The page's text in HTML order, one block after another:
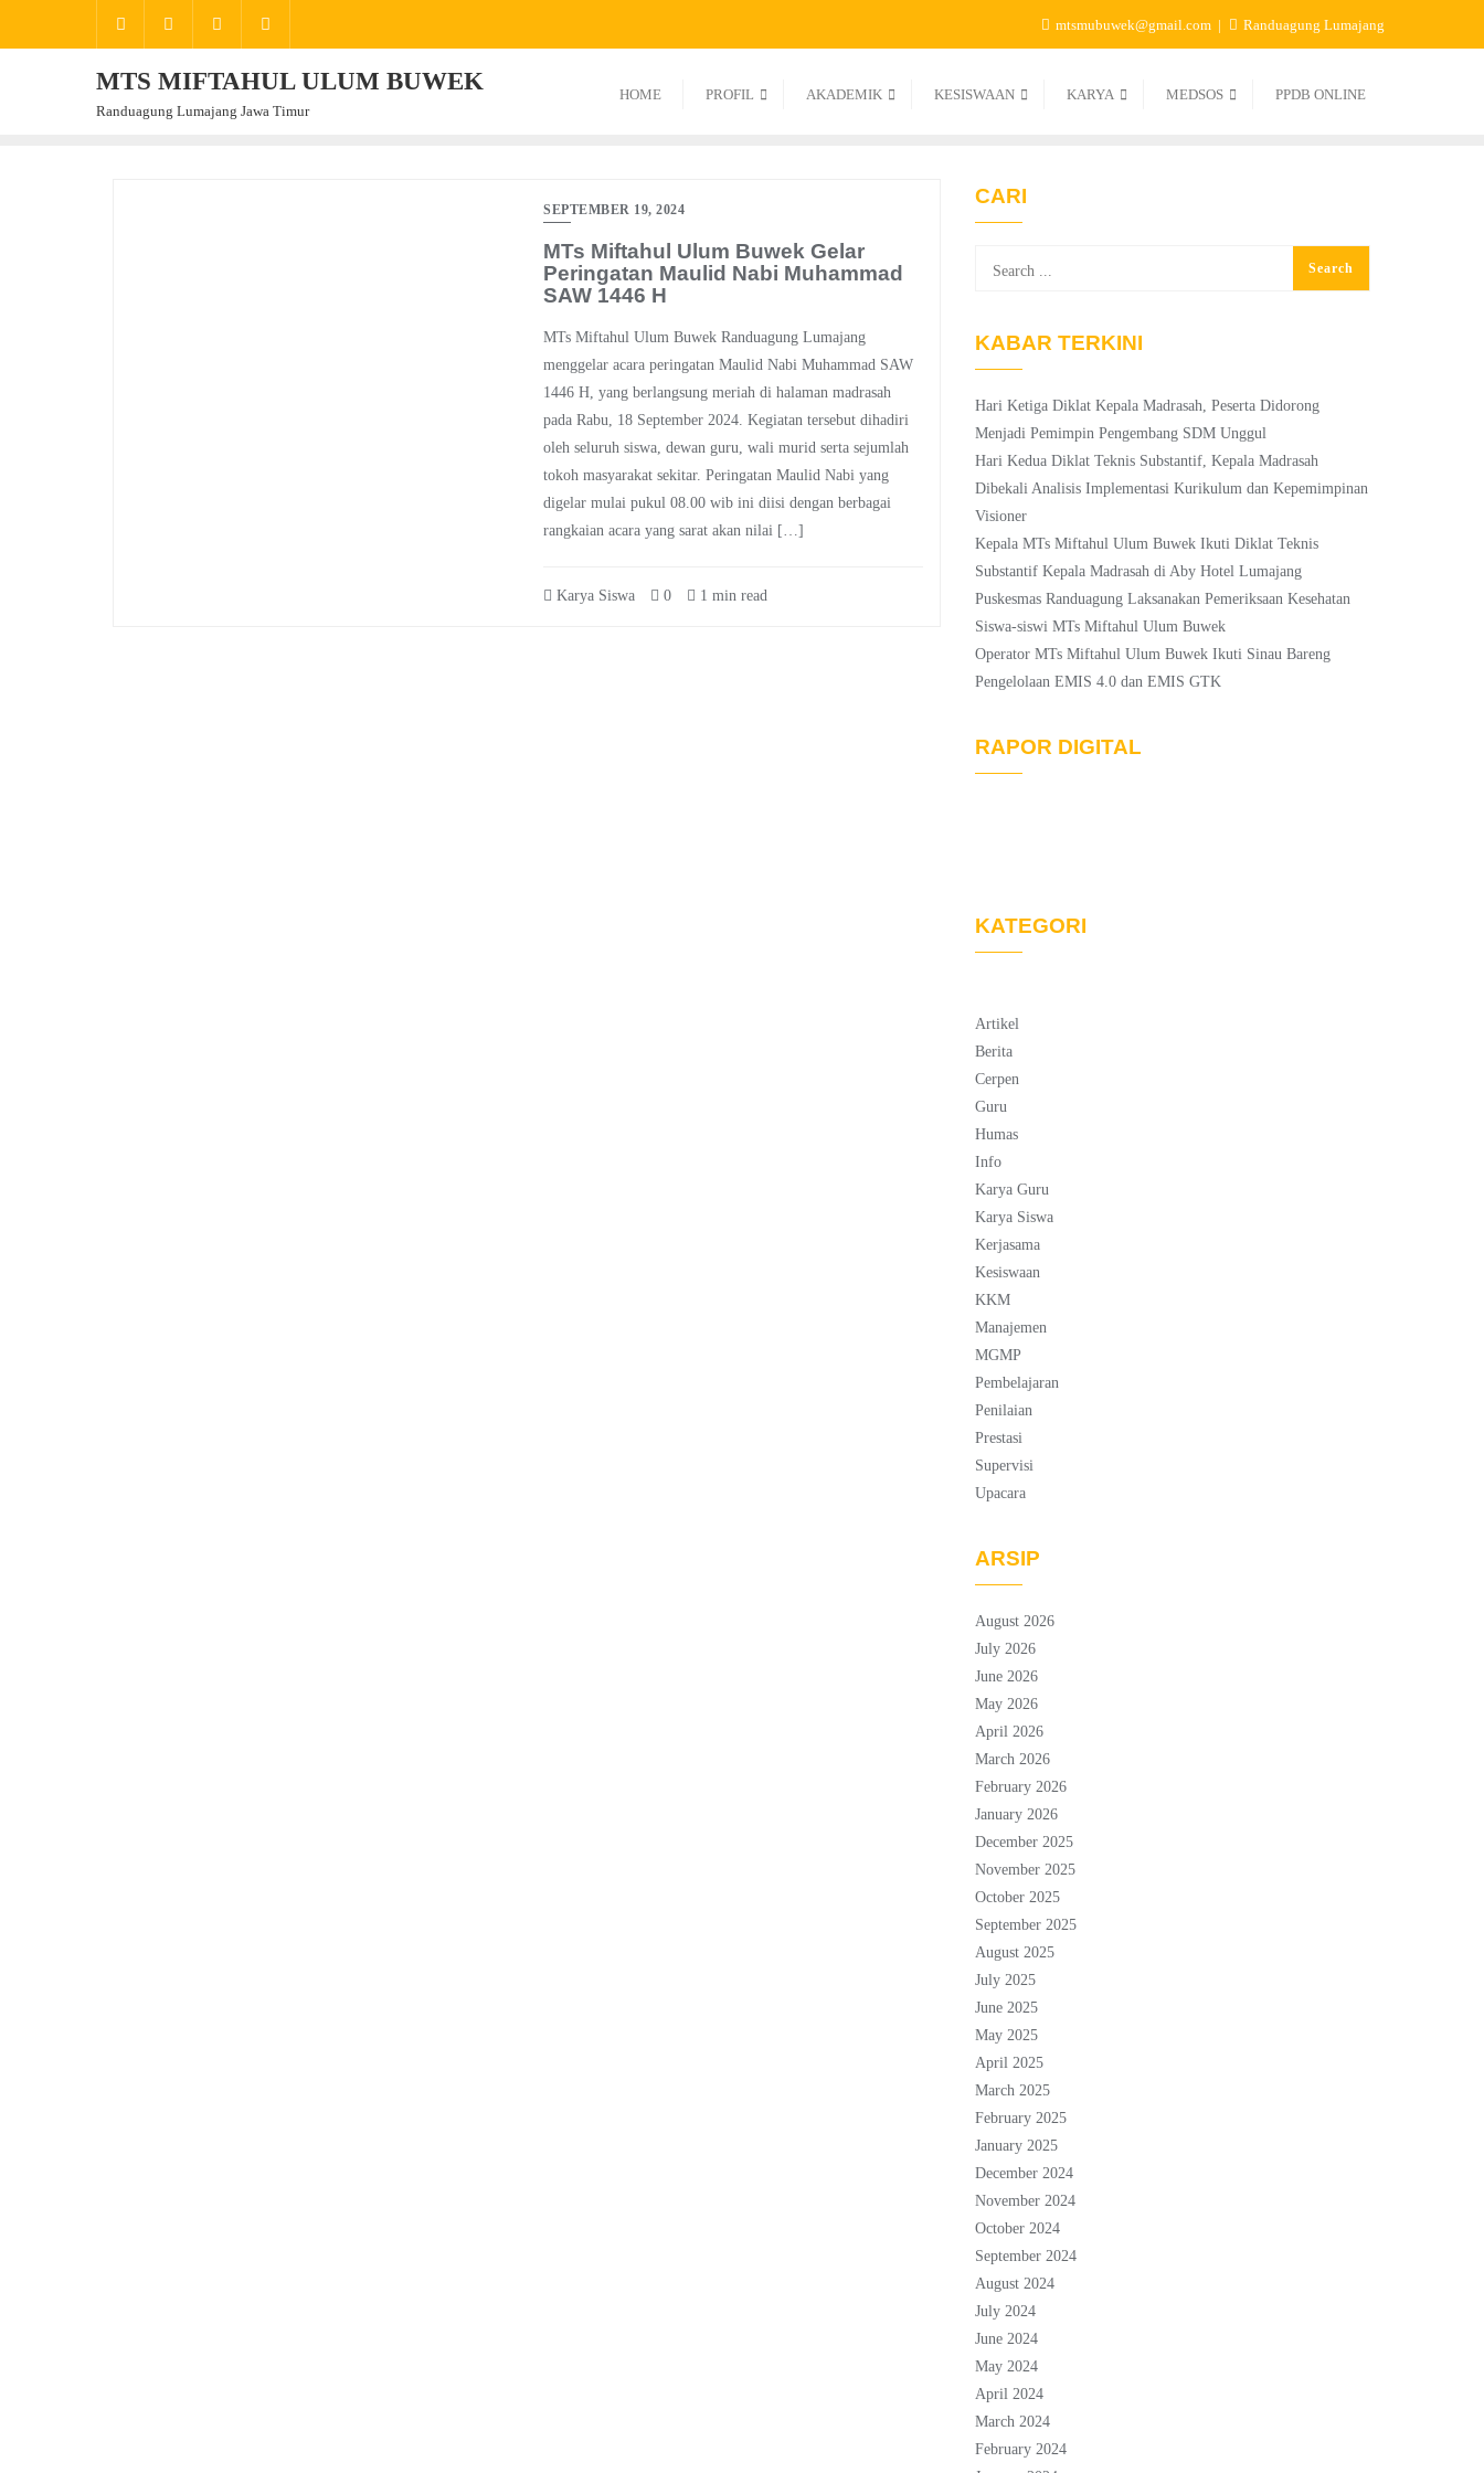
mtsmubuwek@gmail.com Randuagung Lumajang
MTS MIFTAHUL ULUM BUWEK
Randuagung Lumajang Jawa Timur
HOME PROFIL AKADEMIK KESISWAAN KARYA MEDSOS PPDB ONLINE
SEPTEMBER 19, 2024
MTs Miftahul Ulum Buwek Gelar
Peringatan Maulid Nabi Muhammad
SAW 1446 H
MTs Miftahul Ulum Buwek Randuagung Lumajang
menggelar acara peringatan Maulid Nabi Muhammad SAW
1446 H, yang berlangsung meriah di halaman madrasah
pada Rabu, 18 September 2024. Kegiatan tersebut dihadiri
oleh seluruh siswa, dewan guru, wali murid serta sejumlah
tokoh masyarakat sekitar. Peringatan Maulid Nabi yang
digelar mulai pukul 08.00 wib ini diisi dengan berbagai
rangkaian acara yang sarat akan nilai […]
Karya Siswa 0 1 min read
CARI
KABAR TERKINI
Hari Ketiga Diklat Kepala Madrasah, Peserta Didorong
Menjadi Pemimpin Pengembang SDM Unggul
Hari Kedua Diklat Teknis Substantif, Kepala Madrasah
Dibekali Analisis Implementasi Kurikulum dan Kepemimpinan
Visioner
Kepala MTs Miftahul Ulum Buwek Ikuti Diklat Teknis
Substantif Kepala Madrasah di Aby Hotel Lumajang
Puskesmas Randuagung Laksanakan Pemeriksaan Kesehatan
Siswa-siswi MTs Miftahul Ulum Buwek
Operator MTs Miftahul Ulum Buwek Ikuti Sinau Bareng
Pengelolaan EMIS 4.0 dan EMIS GTK
RAPOR DIGITAL
KATEGORI
Artikel
Berita
Cerpen
Guru
Humas
Info
Karya Guru
Karya Siswa
Kerjasama
Kesiswaan
KKM
Manajemen
MGMP
Pembelajaran
Penilaian
Prestasi
Supervisi
Upacara
ARSIP
August 2026
July 2026
June 2026
May 2026
April 2026
March 2026
February 2026
January 2026
December 2025
November 2025
October 2025
September 2025
August 2025
July 2025
June 2025
May 2025
April 2025
March 2025
February 2025
January 2025
December 2024
November 2024
October 2024
September 2024
August 2024
July 2024
June 2024
May 2024
April 2024
March 2024
February 2024